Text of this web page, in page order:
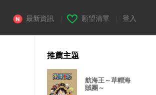
最新資訊 願望清單 登入
推薦主題
航海王～草帽海
賊團～